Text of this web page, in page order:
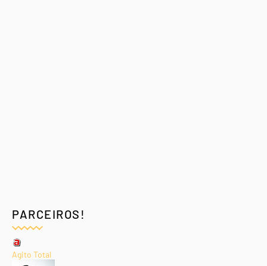
PARCEIROS!
Agito Total